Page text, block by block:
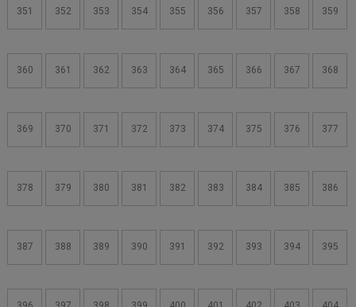
351 352 353 354 355 356 357 358 359
360 361 362 363 364 365 366 367 368
369 370 371 372 373 374 375 376 377
378 379 380 381 382 383 384 385 386
387 388 389 390 391 392 393 394 395